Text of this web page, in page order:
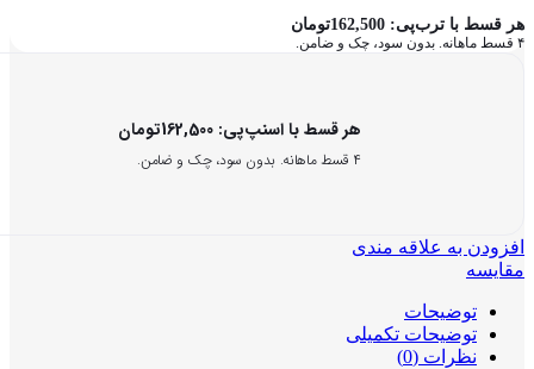
هر قسط با ترب‌پی: 162,500تومان
۴ قسط ماهانه. بدون سود، چک و ضامن.
هر قسط با اسنپ‌پی: 162,500تومان
۴ قسط ماهانه. بدون سود، چک و ضامن.
افزودن به علاقه مندی
مقایسه
توضیحات
توضیحات تکمیلی
نظرات (0)